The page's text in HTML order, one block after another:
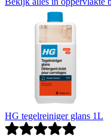
HG tegelreiniger glans 1L